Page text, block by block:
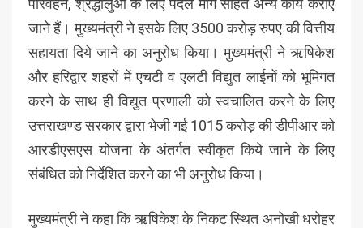
परिवहन, श्रद्धालुओं के लिए पैदल मार्ग सहित अन्य कार्य कराए
जाने हैं। मुख्यमंत्री ने इसके लिए 3500 करोड़ रुपए की वित्तीय
सहायता दिये जाने का अनुरोध किया। मुख्यमंत्री ने ऋषिकेश
और हरिद्वार शहरों में एचटी व एलटी विद्युत लाईनों को भूमिगत
करने के साथ ही विद्युत प्रणाली को स्वचालित करने के लिए
उत्तराखण्ड सरकार द्वारा भेजी गई 1015 करोड़ की डीपीआर को
आरडीएसएस योजना के अंतर्गत स्वीकृत किये जाने के लिए
संबंधित को निर्देशित करने का भी अनुरोध किया।
मुख्यमंत्री ने कहा कि ऋषिकेश के निकट स्थित अनोखी धरोहर